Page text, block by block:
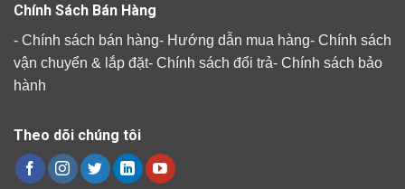
Chính Sách Bán Hàng
- Chính sách bán hàng- Hướng dẫn mua hàng- Chính sách
vận chuyển & lắp đặt- Chính sách đổi trả- Chính sách bảo
hành
Theo dõi chúng tôi